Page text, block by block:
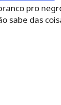
“mas
de